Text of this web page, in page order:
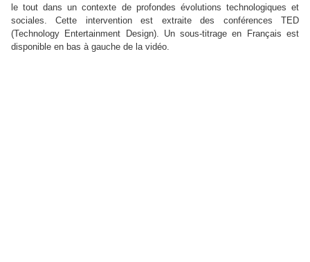
le tout dans un contexte de profondes évolutions technologiques et
sociales. Cette intervention est extraite des conférences TED
(Technology Entertainment Design). Un sous-titrage en Français est
disponible en bas à gauche de la vidéo.